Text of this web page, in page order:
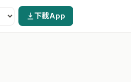
下載App